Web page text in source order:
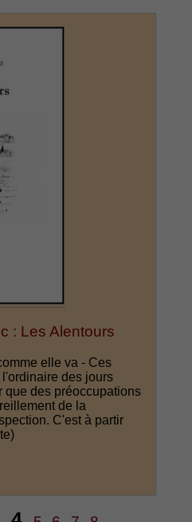
: Les Alentours
elle va - Ces
des jours
que des préoccupations
de la
C'est à partir